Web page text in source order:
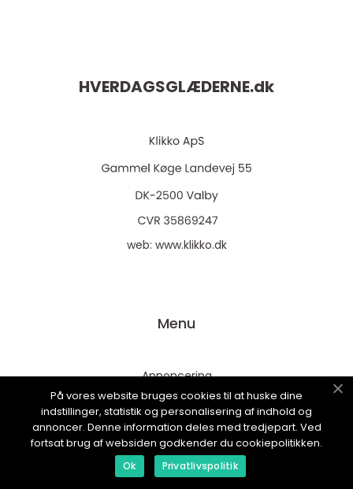
HVERDAGSGLÆDERNE.dk
web: www.klikko.dk
Menu
Annoncering
Om os
Cookies
Kontakt os
Sitemap
På vores website bruges cookies til at huske dine
indstillinger, statistik og personalisering af indhold og
annoncer. Denne information deles med tredjepart. Ved
fortsat brug af websiden godkender du cookiepolitikken.
Ok Privatlivspolitik